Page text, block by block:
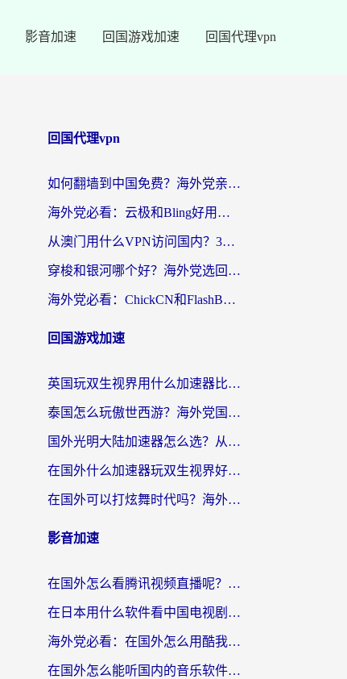
影音加速 回国游戏加速 回国代理vpn
回国代理vpn
如何翻墙到中国免费？海外党亲测：从踩坑到选对加速器的全攻略
海外党必看：云极和Bling好用吗？3分钟教你选对回国加速器
从澳门用什么VPN访问国内？3个实用标准帮你避开坑，无缝刷剧听歌
穿梭和银河哪个好？海外党选回国加速器的避坑指南，附番茄加速器实测体验
海外党必看：ChickCN和FlashBack好用吗？3招教你选对回国加速器（附云极、HomeCN、斧牛vs艾果对比）
回国游戏加速
英国玩双生视界用什么加速器比较好？海外党亲测有效的国服游戏加速方案
泰国怎么玩傲世西游？海外党国服游戏加速终极攻略（附光明大陆量子特攻实测）
国外光明大陆加速器怎么选？从卡顿到丝滑的终极指南（含德国玩走开外星人墨西哥玩俄罗斯方块技巧）
在国外什么加速器玩双生视界好用？海外党亲测不踩坑的终极指南
在国外可以打炫舞时代吗？海外玩家国服游戏加速全攻略（附实测推荐）
影音加速
在国外怎么看腾讯视频直播呢？留学生亲测有效的回国加速指南
在日本用什么软件看中国电视剧呢？留学生亲测有效的回国加速方案
海外党必看：在国外怎么用酷我音乐听音乐？告别“地区不支持”的实用指南
在国外怎么能听国内的音乐软件？别让版权限制断了你的“中文歌单”